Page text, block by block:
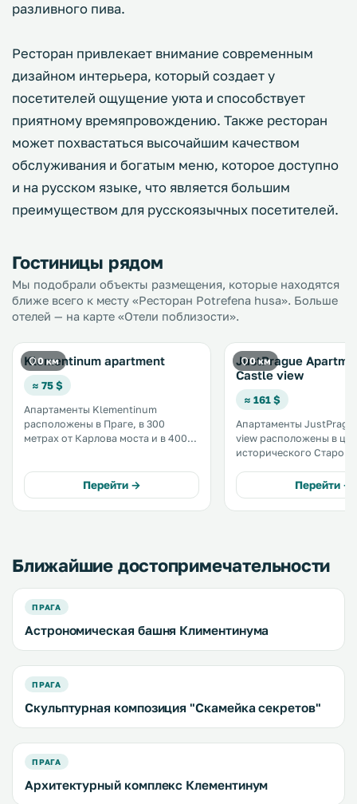
разливного пива.
Ресторан привлекает внимание современным
дизайном интерьера, который создает у
посетителей ощущение уюта и способствует
приятному времяпровождению. Также ресторан
может похвастаться высочайшим качеством
обслуживания и богатым меню, которое доступно
и на русском языке, что является большим
преимуществом для русскоязычных посетителей.
Гостиницы рядом
Мы подобрали объекты размещения, которые находятся
ближе всего к месту «Ресторан Potrefena husa». Больше
отелей — на карте «Отели поблизости».
0 км
Klementinum apartment
≈ 75 $
Апартаменты Klementinum
расположены в Праге, в 300
метрах от Карлова моста и в 400
400 метров. На всей территории
предоставляется бесплатный Wi-
Fi. .
Перейти →
0 км
JustPrague
Castle view
≈ 161 $
Апартаменты
view расположены в
исторического
собственная кухня и
WiFi на всей
Перейти →
Ближайшие достопримечательности
ПРАГА
Астрономическая башня Климентинума
ПРАГА
Скульптурная композиция "Скамейка секретов"
ПРАГА
Архитектурный комплекс Клементинум